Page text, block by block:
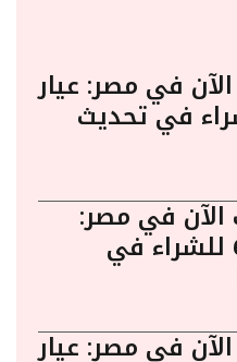
في مصر: عيار
6730 للشراء في تحديث
الآن في مصر:
عيار 24 يسجل 6745 للشراء في
في مصر: عيار